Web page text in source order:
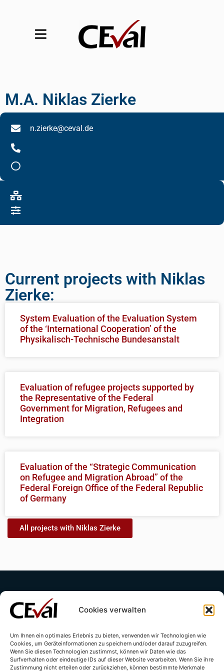
Cookies verwalten
Um Ihnen ein optimales Erlebnis zu bieten, verwenden wir Technologien wie
Cookies, um Geräteinformationen zu speichern und/oder darauf zuzugreifen.
Wenn Sie diesen Technologien zustimmst, können wir Daten wie das
Surfverhalten oder eindeutige IDs auf dieser Website verarbeiten. Wenn Sie ihre
Zustimmung nicht erteilen oder zurückziehen, können bestimmte Merkmale
M.A. Niklas Zierke
n.zierke@ceval.de
Current projects with Niklas
Zierke:
System Evaluation of the Evaluation System
of the ‘International Cooperation’ of the
Physikalisch-Technische Bundesanstalt
Evaluation of refugee projects supported by
the Representative of the Federal
Government for Migration, Refugees and
Integration
Evaluation of the “Strategic Communication
on Refugee and Migration Abroad” of the
Federal Foreign Office of the Federal Republic
of Germany
All projects with Niklas Zierke
Contact Imprint Privacy Policy
Cookie Directive (EU)